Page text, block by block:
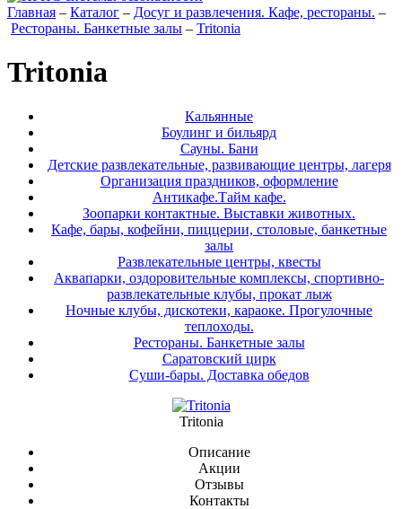
Главная – Каталог – Досуг и развлечения. Кафе, рестораны. –
Рестораны. Банкетные залы – Tritonia
Tritonia
Кальянные
Боулинг и бильярд
Сауны. Бани
Детские развлекательные, развивающие центры, лагеря
Организация праздников, оформление
Антикафе.Тайм кафе.
Зоопарки контактные. Выставки животных.
Кафе, бары, кофейни, пиццерии, столовые, банкетные
залы
Развлекательные центры, квесты
Аквапарки, оздоровительные комплексы, спортивно-
развлекательные клубы, прокат лыж
Ночные клубы, дискотеки, караоке. Прогулочные
теплоходы.
Рестораны. Банкетные залы
Саратовский цирк
Суши-бары. Доставка обедов
Tritonia
Описание
Акции
Отзывы
Контакты